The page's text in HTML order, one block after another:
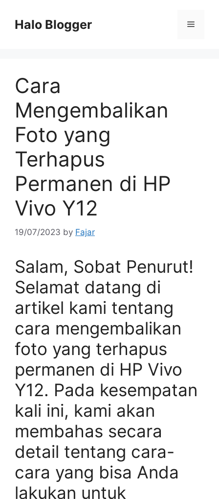
contentHalo Blogger Menu
Cara
Mengembalikan
Foto yang
Terhapus
Permanen di HP
Vivo Y12
19/07/2023 by Fajar
Salam, Sobat Penurut!
Selamat datang di
artikel kami tentang
cara mengembalikan
foto yang terhapus
permanen di HP Vivo
Y12. Pada kesempatan
kali ini, kami akan
membahas secara
detail tentang cara-
cara yang bisa Anda
lakukan untuk